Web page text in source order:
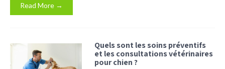
Read More →
Quels sont les soins préventifs
et les consultations vétérinaires
pour chien ?